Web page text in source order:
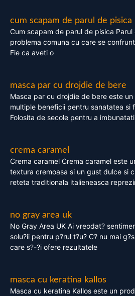
cum scapam de parul de pisica
Cum scapam de parul de pisica
problema comuna cu care se
Fie ca aveti o
masca par cu drojdie de bere
Masca par cu drojdie de bere este
multiple beneficii pentru sanatatea si
Folosita de secole pentru a
crema caramel
Crema caramel Crema caramel este
textura cremoasa si un gust dulce si
reteta traditionala italieneasca
no gray area uk
No Gray Area UK Ai vreodat?
solu?ii pentru p?rul t?u? C? nu mai
care s?-?i ofere rezultatele
masca cu keratina kallos
Masca cu keratina Kallos este un